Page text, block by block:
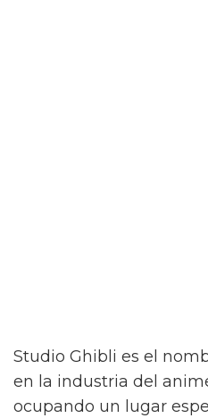
Studio Ghibli es el
en la industria del
ocupando un lugar